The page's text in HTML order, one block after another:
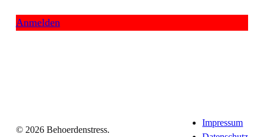
Anmelden
© 2026 Behoerdenstress.
Impressum